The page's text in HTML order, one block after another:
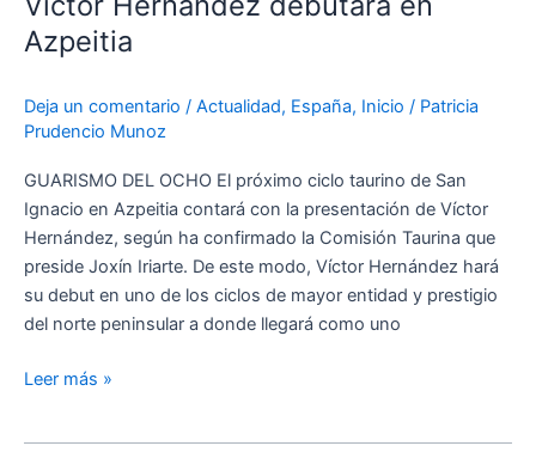
Azpeitia
Deja un comentario / Actualidad, España, Inicio / Patricia
Prudencio Munoz
GUARISMO DEL OCHO El próximo ciclo taurino de San
Ignacio en Azpeitia contará con la presentación de Víctor
Hernández, según ha confirmado la Comisión Taurina que
preside Joxín Iriarte. De este modo, Víctor Hernández hará
su debut en uno de los ciclos de mayor entidad y prestigio
del norte peninsular a donde llegará como uno
en
Azpeitia
Leer más »